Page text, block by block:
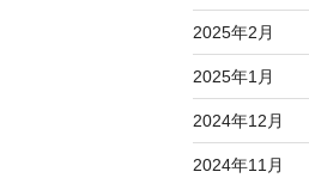
2025年2月
2025年1月
2024年12月
2024年11月